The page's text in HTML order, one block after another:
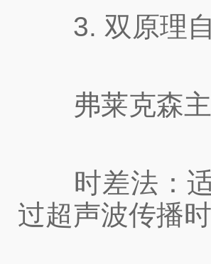
3. 双原理自
弗莱克森主
时差法：适
过超声波传播